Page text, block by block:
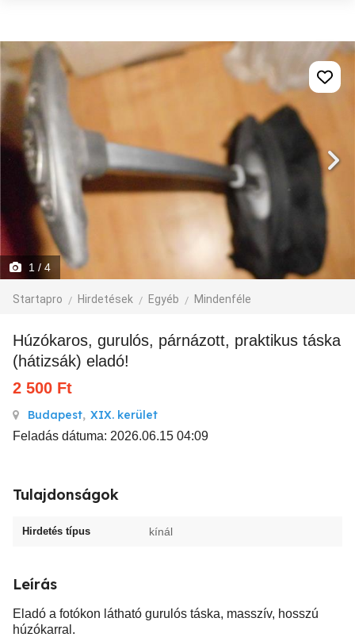
1 / 4
Startapro Hirdetések Egyéb Mindenféle
Húzókaros, gurulós, párnázott, praktikus táska
(hátizsák) eladó!
2 500 Ft
Budapest, XIX. kerület
Feladás dátuma: 2026.06.15 04:09
Tulajdonságok
Hirdetés típus kínál
Leírás
Eladó a fotókon látható gurulós táska, masszív, hosszú
húzókarral.